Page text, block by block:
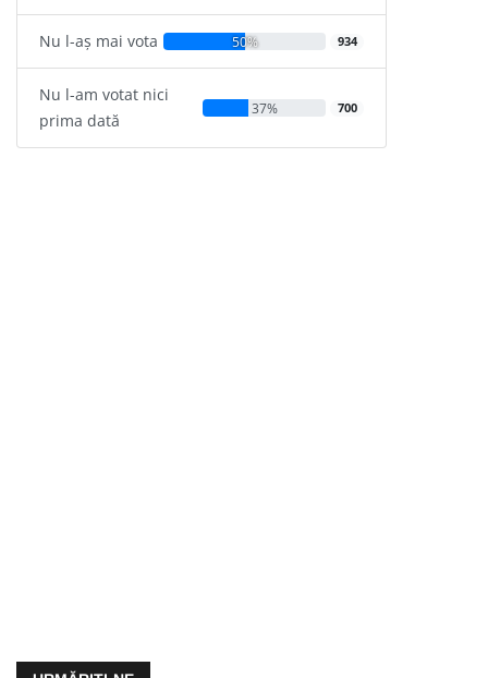
Nu l-aș mai vota 50% 934
Nu l-am votat nici
prima dată
37% 700